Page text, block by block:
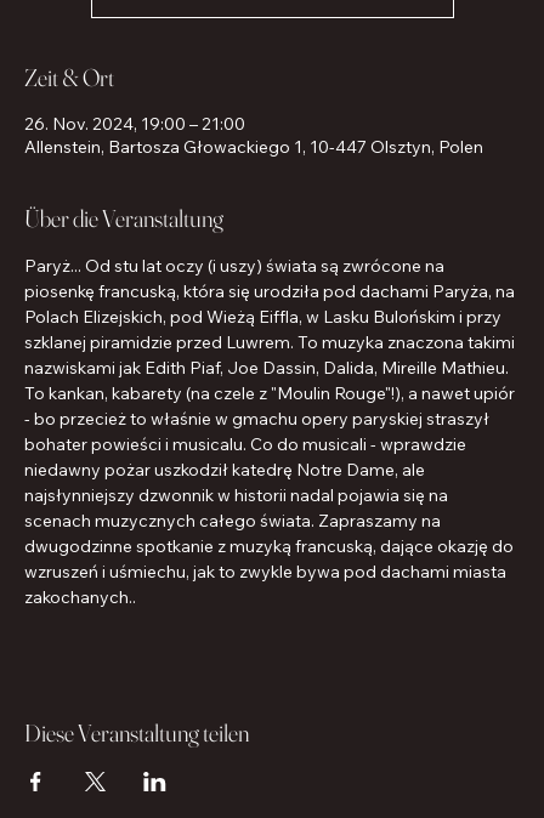
Zeit & Ort
26. Nov. 2024, 19:00 – 21:00
Allenstein, Bartosza Głowackiego 1, 10-447 Olsztyn, Polen
Über die Veranstaltung
Paryż... Od stu lat oczy (i uszy) świata są zwrócone na
piosenkę francuską, która się urodziła pod dachami Paryża, na
Polach Elizejskich, pod Wieżą Eiffla, w Lasku Bulońskim i przy
szklanej piramidzie przed Luwrem. To muzyka znaczona takimi
nazwiskami jak Edith Piaf, Joe Dassin, Dalida, Mireille Mathieu.
To kankan, kabarety (na czele z "Moulin Rouge"!), a nawet upiór
- bo przecież to właśnie w gmachu opery paryskiej straszył
bohater powieści i musicalu. Co do musicali - wprawdzie
niedawny pożar uszkodził katedrę Notre Dame, ale
najsłynniejszy dzwonnik w historii nadal pojawia się na
scenach muzycznych całego świata. Zapraszamy na
dwugodzinne spotkanie z muzyką francuską, dające okazję do
wzruszeń i uśmiechu, jak to zwykle bywa pod dachami miasta
zakochanych..
Diese Veranstaltung teilen